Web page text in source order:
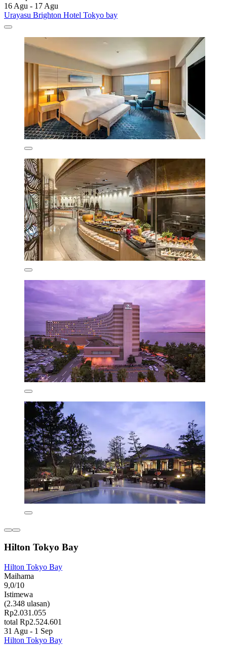
16 Agu - 17 Agu
Urayasu Brighton Hotel Tokyo bay
Hilton Tokyo Bay
Hilton Tokyo Bay
Maihama
9,0/10
Istimewa
(2.348 ulasan)
Rp2.031.055
total Rp2.524.601
31 Agu - 1 Sep
Hilton Tokyo Bay